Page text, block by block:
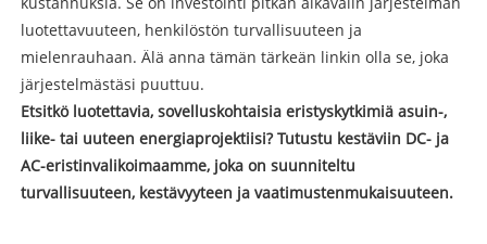
luotettavuuteen, henkilöstön turvallisuuteen ja
mielenrauhaan. Älä anna tämän tärkeän linkin olla se, joka
järjestelmästäsi puuttuu.
Etsitkö luotettavia, sovelluskohtaisia ​​eristyskytkimiä asuin-,
liike- tai uuteen energiaprojektiisi? Tutustu kestäviin DC- ja
AC-eristinvalikoimaamme, joka on suunniteltu
turvallisuuteen, kestävyyteen ja vaatimustenmukaisuuteen.